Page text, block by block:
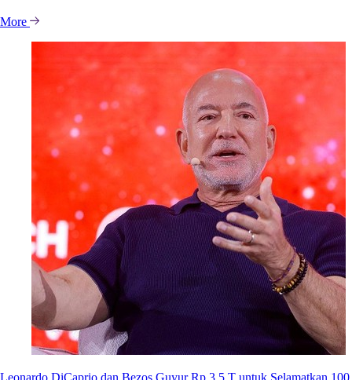
More
Leonardo DiCaprio dan Bezos Guyur Rp 3,5 T untuk Selamatkan 100